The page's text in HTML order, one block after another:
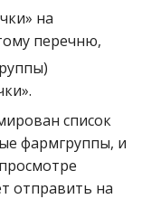
на
перечню,
список
фармгруппы, и
отправить на